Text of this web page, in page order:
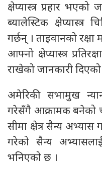
क्षेप्यास्त्र प्रहार
ब्यालेस्टिक क्षेप्यास्त्र
गर्छन् । ताइवानको रक्षा
आफ्नो क्षेप्यास्त्र
राखेको जानकारी
अमेरिकी सभामुख
गरेसँगै आक्रामक बनेको
सीमा क्षेत्र सैन्य
गरेको सैन्य
भनिएको छ ।